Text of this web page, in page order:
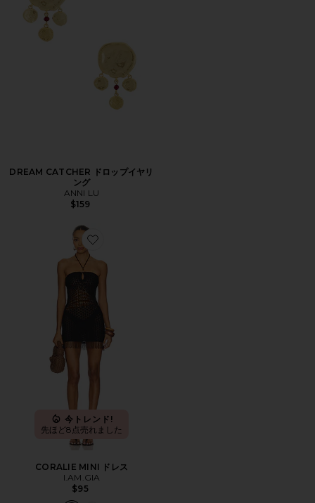
DREAM CATCHER ドロップイヤリ
ング
ANNI LU
$159
Favorite CORALIE MINI ドレス
今トレンド!
先ほど8点売れました
CORALIE MINI ドレス
I.AM.GIA
$95